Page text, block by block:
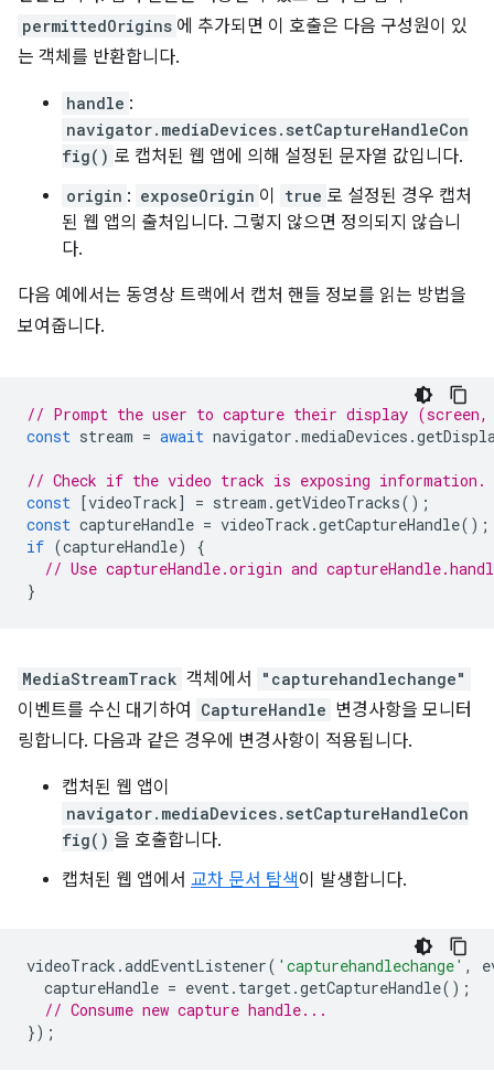
permittedOrigins 에 추가되면 이 호출은 다음 구성원이 있
는 객체를 반환합니다.
handle :
navigator.mediaDevices.setCaptureHandleCon
fig() 로 캡처된 웹 앱에 의해 설정된 문자열 값입니다.
origin : exposeOrigin 이 true 로 설정된 경우 캡처
된 웹 앱의 출처입니다. 그렇지 않으면 정의되지 않습니
다.
다음 예에서는 동영상 트랙에서 캡처 핸들 정보를 읽는 방법을
보여줍니다.
// Prompt the user to capture their display (screen,
const stream = await navigator .mediaDevices .
// Check if the video track is exposing information.
const [videoTrack] = stream .getVideoTracks();
const captureHandle = videoTrack .getCaptureHandle();
if (captureHandle)
{
// Use captureHandle.origin and
}
MediaStreamTrack 객체에서 "capturehandlechange"
이벤트를 수신 대기하여 CaptureHandle 변경사항을 모니터
링합니다. 다음과 같은 경우에 변경사항이 적용됩니다.
캡처된 웹 앱이
navigator.mediaDevices.setCaptureHandleCon
fig() 을 호출합니다.
캡처된 웹 앱에서 교차 문서 탐색이 발생합니다.
videoTrack .addEventListener( 'capturehandlechange' ,
captureHandle = event . target .getCaptureHandle();
// Consume new capture handle...
});